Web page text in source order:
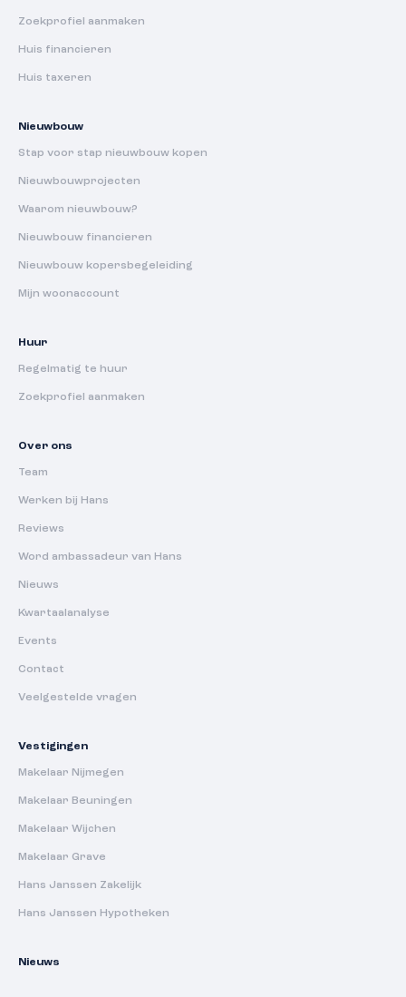
Zoekprofiel aanmaken
Huis financieren
Huis taxeren
Nieuwbouw
Stap voor stap nieuwbouw kopen
Nieuwbouwprojecten
Waarom nieuwbouw?
Nieuwbouw financieren
Nieuwbouw kopersbegeleiding
Mijn woonaccount
Huur
Regelmatig te huur
Zoekprofiel aanmaken
Over ons
Team
Werken bij Hans
Reviews
Word ambassadeur van Hans
Nieuws
Kwartaalanalyse
Events
Contact
Veelgestelde vragen
Vestigingen
Makelaar Nijmegen
Makelaar Beuningen
Makelaar Wijchen
Makelaar Grave
Hans Janssen Zakelijk
Hans Janssen Hypotheken
Nieuws